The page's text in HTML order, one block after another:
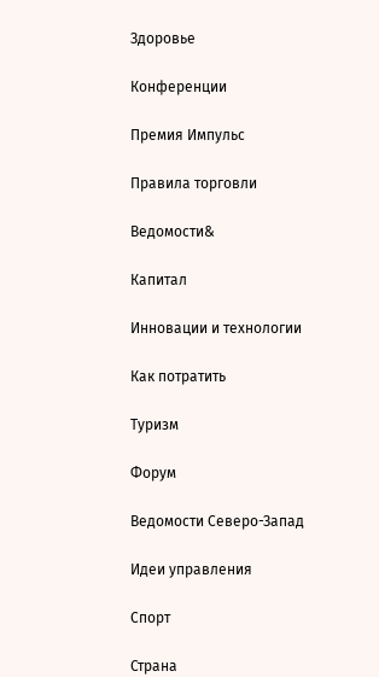
Здоровье
Конференции
Премия Импульс
Правила торговли
Ведомости&
Капитал
Инновации и технологии
Как потратить
Туризм
Форум
Ведомости Северо-Запад
Идеи управления
Спорт
Страна